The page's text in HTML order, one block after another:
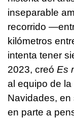
inseparable
recorrido
kilómetros
intenta tener
2023, creó Es
al equipo de
Navidades, en
en parte a